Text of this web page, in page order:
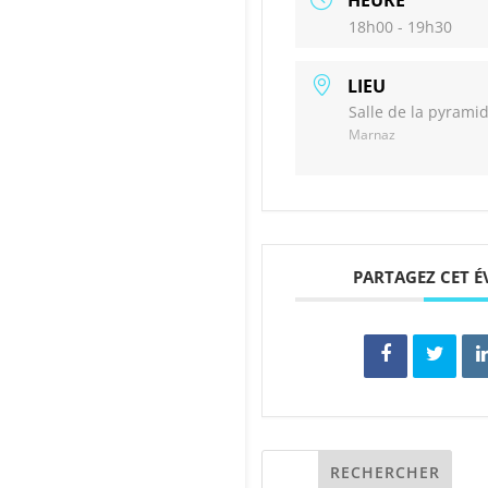
18h00 - 19h30
LIEU
Salle de la
Marnaz
PARTAGEZ CET